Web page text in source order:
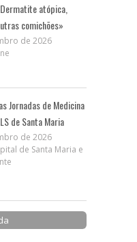
atópica,
comichões»
de 2026
Jornadas de Medicina
de Santa Maria
de 2026
de Santa Maria e